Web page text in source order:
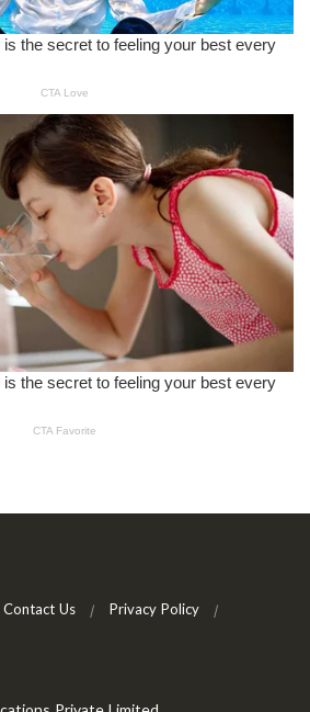
Contact Us
Privacy Policy